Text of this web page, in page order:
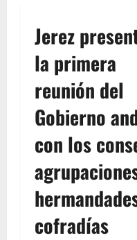
Jerez
la primera
reunión del
Gobierno
con los
cofradías